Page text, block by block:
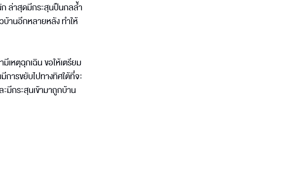
ก ล่าสุดมีกระสุนปืนกลล้ำ
านอีกหลายหลัง ทำให้
หตุฉุกเฉิน ขอให้เตรียม
ารขยับไปทางทิศใต้ที่จะ
มีกระสุนเข้ามาถูกบ้าน